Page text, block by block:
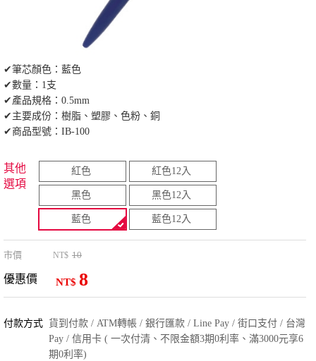
✔筆芯顏色：藍色
✔數量：1支
✔產品規格：0.5mm
✔主要成份：樹脂、塑膠、色粉、銅
✔商品型號：IB-100
其他
選項
紅色 紅色12入
黑色 黑色12入
藍色 藍色12入
市價 NT$ 10
優惠價 NT$ 8
付款方式 貨到付款 / ATM轉帳 / 銀行匯款 / Line Pay / 街口支付 / 台灣
Pay / 信用卡 ( 一次付清、不限金額3期0利率、滿3000元享6
期0利率)